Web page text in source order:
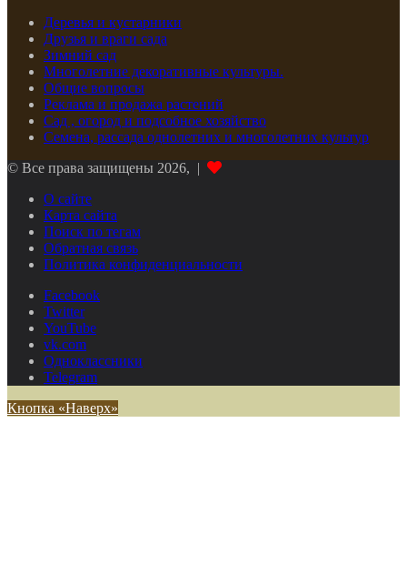
Деревья и кустарники
Друзья и враги сада
Зимний сад
Многолетние декоративные культуры.
Общие вопросы
Реклама и продажа растений
Сад , огород и подсобное хозяйство
Семена, рассада однолетних и многолетних культур
© Все права защищены 2026, |
О сайте
Карта сайта
Поиск по тегам
Обратная связь
Политика конфиденциальности
Facebook
Twitter
YouTube
vk.com
Одноклассники
Telegram
Кнопка «Наверх»